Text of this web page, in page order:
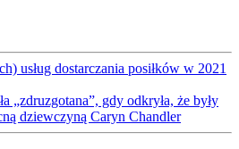
usług dostarczania posiłków w 2021
„zdruzgotana”, gdy odkryła, że były
dziewczyną Caryn Chandler